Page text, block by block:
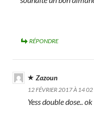
RÉPONDRE
Zazoun
12 FÉVRIER 2017 À 14
Yess double dose..